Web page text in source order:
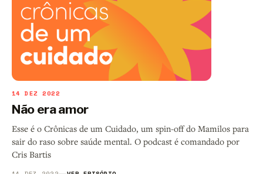
14 DEZ 2022
Não era amor
Esse é o Crônicas de um Cuidado, um spin-off do Mamilos para
sair do raso sobre saúde mental. O podcast é comandado por
Cris Bartis